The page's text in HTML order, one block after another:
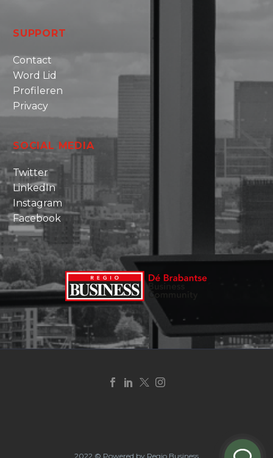
SUPPORT
Contact
Word Lid
Profileren
Privacy
SOCIAL MEDIA
Twitter
LinkedIn
Instagram
Facebook
2022 © Powered by Regio Business